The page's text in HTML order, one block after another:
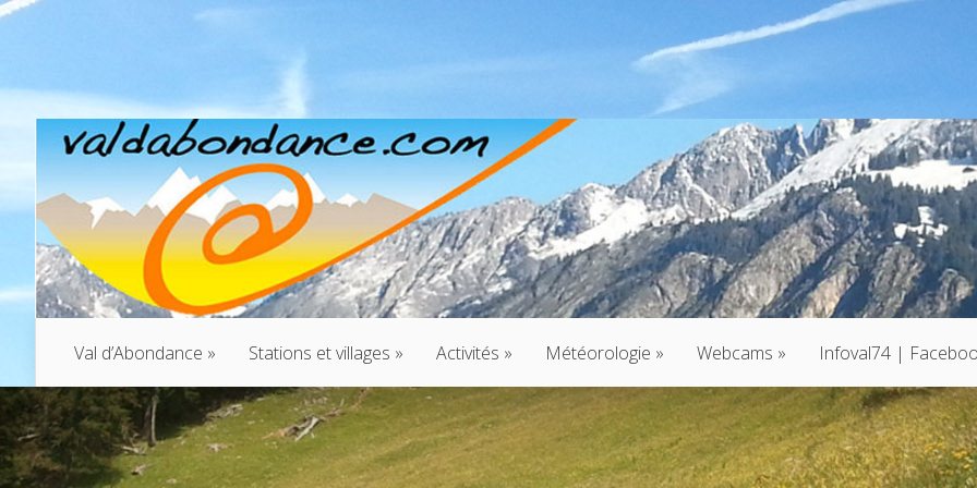
Val d’Abondance » Stations et villages » Activités » Météorologie » Webcams » Infoval74 |